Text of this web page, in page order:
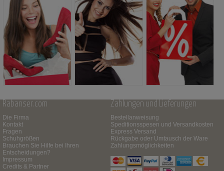
Rabanser.com
Die Firma
Kontakt
Fragen
Schuhgrößen
Brauchen Sie Hilfe bei Ihren
Entscheidungen?
Impressum
Credits & Partner
Zahlungen und Lieferungen
Bestellanweisung
Speditionsspesen und Versandkosten
Express Versand
Rückgabe oder Umtausch der Ware
Zahlungsmöglichkeiten